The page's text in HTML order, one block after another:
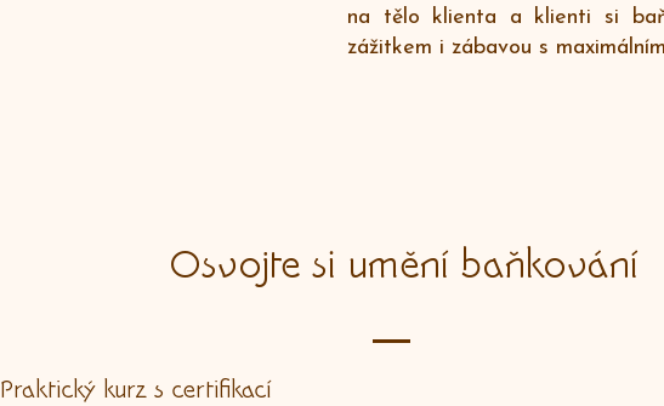
na tělo klienta a klienti si
zážitkem i zábavou s
Osvojte si umění baňkování
Praktický kurz s certifikací